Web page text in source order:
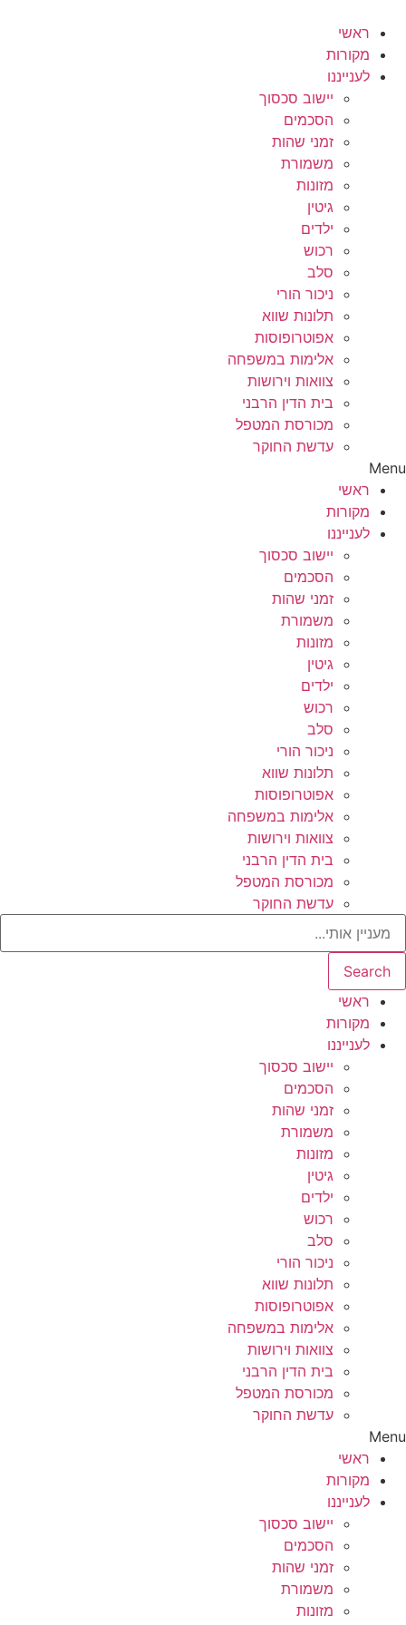
לתוכן
ראשי
מקורות
לענייננו
יישוב סכסוך
הסכמים
זמני שהות
משמורת
מזונות
גיטין
ילדים
רכוש
סלב
ניכור הורי
תלונות שווא
אפוטרופוסות
אלימות במשפחה
צוואות וירושות
בית הדין הרבני
מכורסת המטפל
עדשת החוקר
Menu
ראשי
מקורות
לענייננו
יישוב סכסוך
הסכמים
זמני שהות
משמורת
מזונות
גיטין
ילדים
רכוש
סלב
ניכור הורי
תלונות שווא
אפוטרופוסות
אלימות במשפחה
צוואות וירושות
בית הדין הרבני
מכורסת המטפל
עדשת החוקר
Search
ראשי
מקורות
לענייננו
יישוב סכסוך
הסכמים
זמני שהות
משמורת
מזונות
גיטין
ילדים
רכוש
סלב
ניכור הורי
תלונות שווא
אפוטרופוסות
אלימות במשפחה
צוואות וירושות
בית הדין הרבני
מכורסת המטפל
עדשת החוקר
Menu
ראשי
מקורות
לענייננו
יישוב סכסוך
הסכמים
זמני שהות
משמורת
מזונות